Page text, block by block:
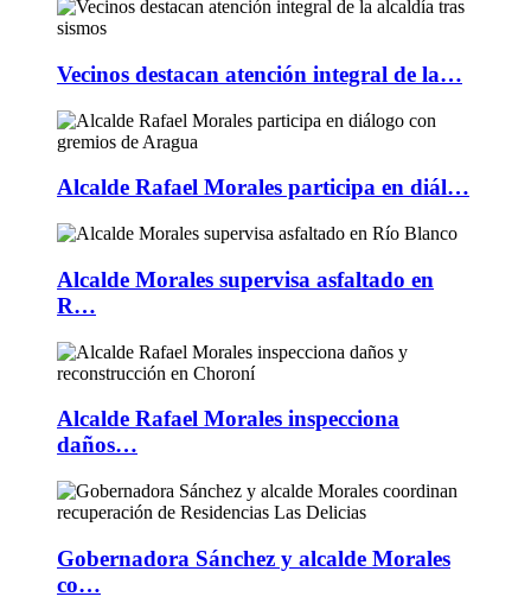
Vecinos destacan atención integral de la…
Alcalde Rafael Morales participa en diál…
Alcalde Morales supervisa asfaltado en
R…
Alcalde Rafael Morales inspecciona
daños…
Gobernadora Sánchez y alcalde Morales
co…